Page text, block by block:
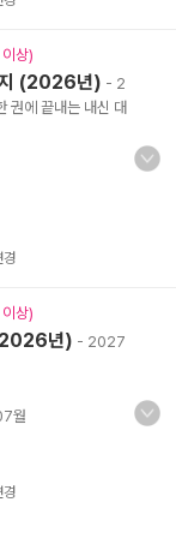
상)
지 (2026년) - 2
권에 끝내는 내신 대
경
상)
년) - 2027
월
경